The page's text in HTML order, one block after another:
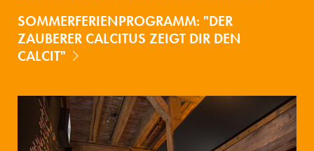
SOMMERFERIENPROGRAMM: "DER
ZAUBERER CALCITUS ZEIGT DIR DEN
CALCIT"